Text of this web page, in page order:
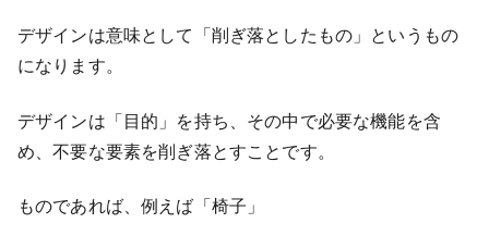
デザインは意味として「削ぎ落としたもの」というもの
になります。
デザインは「目的」を持ち、その中で必要な機能を含
め、不要な要素を削ぎ落とすことです。
ものであれば、例えば「椅子」